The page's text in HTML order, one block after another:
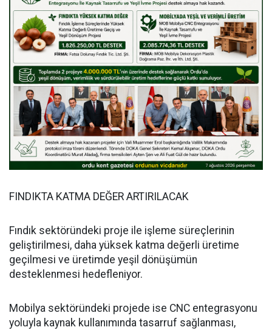
FINDIKTA KATMA DEĞER ARTIRILACAK
Fındık sektöründeki proje ile işleme süreçlerinin
geliştirilmesi, daha yüksek katma değerli üretime
geçilmesi ve üretimde yeşil dönüşümün
desteklenmesi hedefleniyor.
Mobilya sektöründeki projede ise CNC entegrasyonu
yoluyla kaynak kullanımında tasarruf sağlanması,